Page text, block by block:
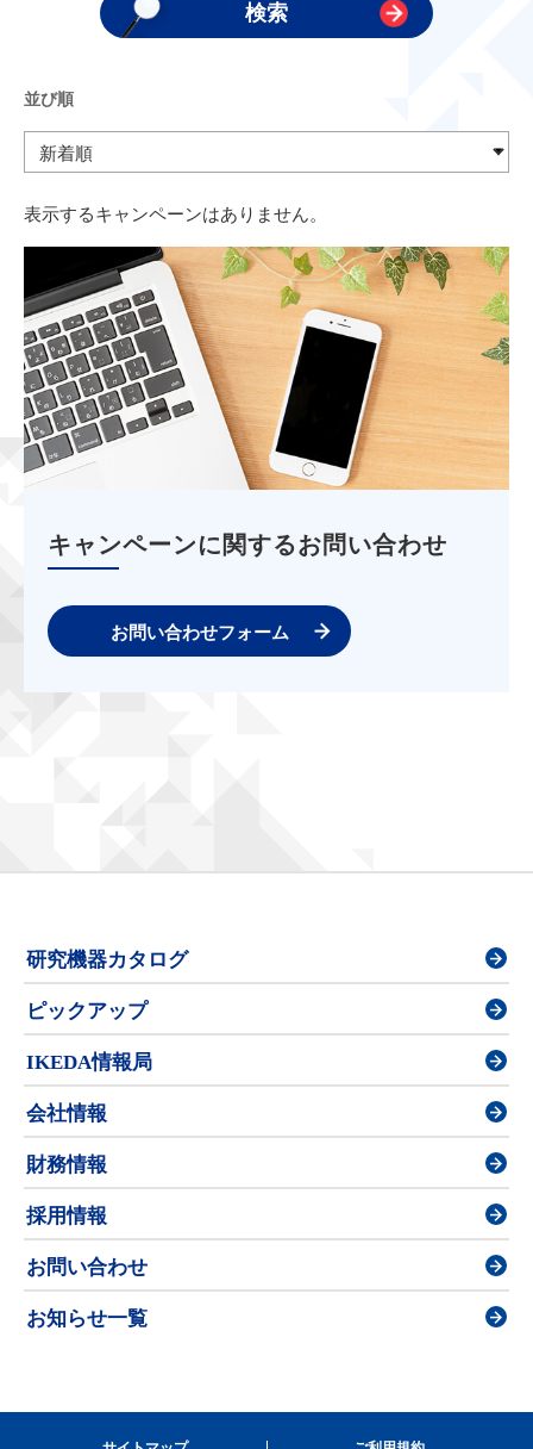
並び順
表示するキャンペーンはありません。
キャンペーンに関するお問い合わせ
お問い合わせフォーム
研究機器カタログ
ピックアップ
IKEDA情報局
会社情報
財務情報
採用情報
お問い合わせ
お知らせ一覧